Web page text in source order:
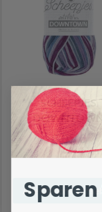
SCHEEPJES
DOWNTOWN
8.05 €
Alle Optionen
Sparen